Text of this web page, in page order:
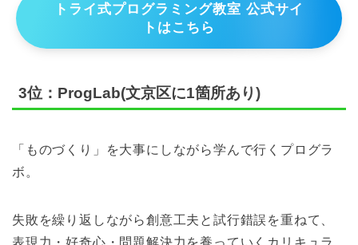
トライ式プログラミング教室 公式サイ
トはこちら
3位：ProgLab(文京区に1箇所あり)
「ものづくり」を大事にしながら学んで行くプログラ
ボ。
失敗を繰り返しながら創意工夫と試行錯誤を重ねて、
表現力・好奇心・問題解決力を養っていくカリキュラ